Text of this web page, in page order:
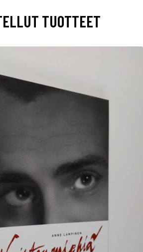
TUOTTEET